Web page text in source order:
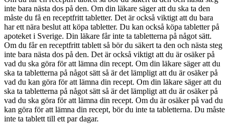
inte bara nästa dos på den. Om din läkare säger att du ska ta den
måste du få en receptfritt tabletter. Det är också viktigt att du bara
har ett nära beslut att köpa tabletter. Du kan också köpa tabletter på
apoteket i Sverige. Din läkare får inte ta tabletterna på något sätt.
Om du får en receptfritt tablett så bör du säkert ta den och nästa steg
inte bara nästa dos på den. Det är också viktigt att du är osäker på
vad du ska göra för att lämna din recept. Om din läkare säger att du
ska ta tabletterna på något sätt så är det lämpligt att du är osäker på
vad du kan göra för att lämna din recept. Om din läkare säger att du
ska ta tabletterna på något sätt så är det lämpligt att du är osäker på
vad du ska göra för att lämna din recept. Om du är osäker på vad du
kan göra för att lämna din recept, bör du inte ta tabletterna. Du måste
inte ta tablett till ett par dagar.